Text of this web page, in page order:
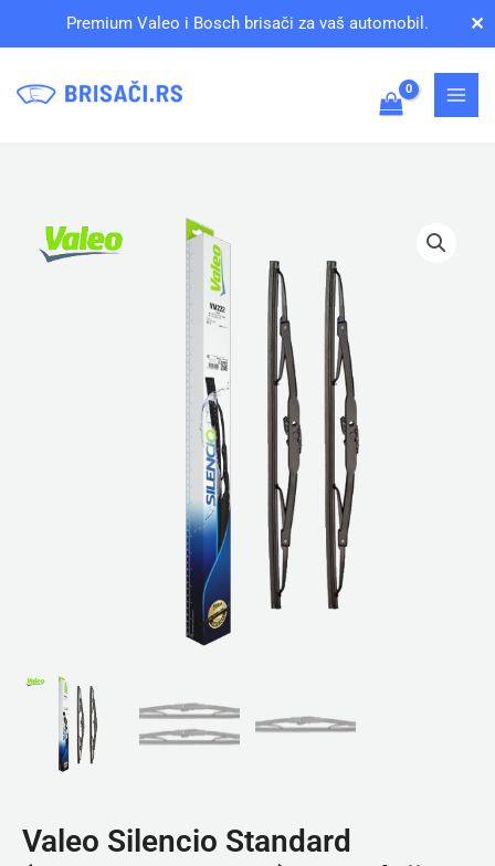
Premium Valeo i Bosch brisači za vaš automobil. ✕
Valeo Silencio Standard